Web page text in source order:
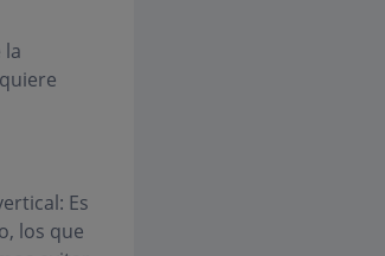
Es
los que